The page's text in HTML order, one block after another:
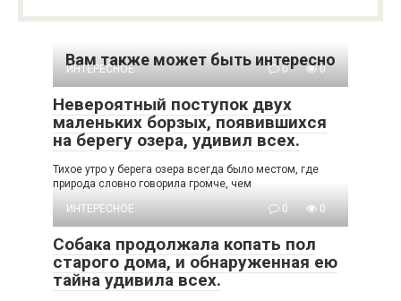
Вам также может быть интересно
ИНТЕРЕСНОЕ 0 0
Невероятный поступок двух
маленьких борзых, появившихся
на берегу озера, удивил всех.
Тихое утро у берега озера всегда было местом, где
природа словно говорила громче, чем
ИНТЕРЕСНОЕ
0 0
Собака продолжала копать пол
старого дома, и обнаруженная ею
тайна удивила всех.